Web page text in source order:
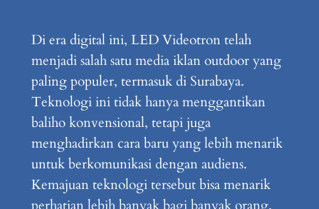
Di era digital ini, LED Videotron telah
menjadi salah satu media iklan outdoor yang
paling populer, termasuk di Surabaya.
Teknologi ini tidak hanya menggantikan
baliho konvensional, tetapi juga
menghadirkan cara baru yang lebih menarik
untuk berkomunikasi dengan audiens.
Kemajuan teknologi tersebut bisa menarik